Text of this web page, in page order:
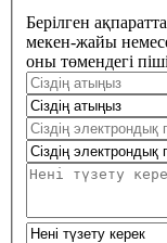
Берілген
мекен-жайы
оны төмендегі